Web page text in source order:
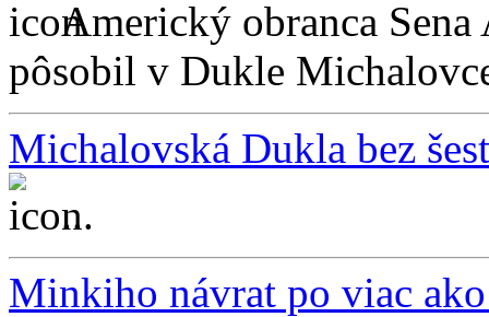
Americký obranca
pôsobil v Dukle
Michalovská Dukla bez
...
Minkiho návrat po viac